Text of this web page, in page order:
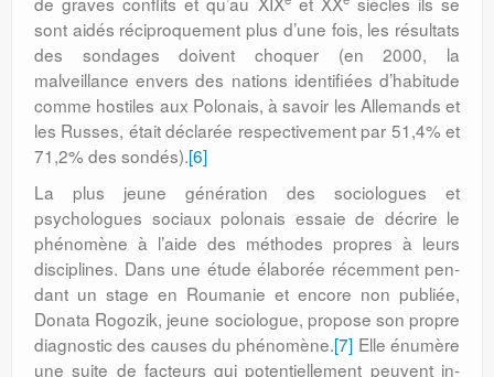
sont aidés réciproquement plus d’une fois, les résultats
des sondages doivent choquer (en 2000, la
malveillance envers des nations identifiées d’habitude
comme hostiles aux Polonais, à savoir les Allemands et
les Russes, était déclarée respectivement par 51,4% et
71,2% des sondés).[6]
La plus jeune génération des socio­logues et
psychologues sociaux polonais essaie de décrire le
phénomène à l’aide des méthodes propres à leurs
disciplines. Dans une étude élaborée récemment pen­
dant un stage en Roumanie et encore non publiée,
Donata Rogozik, jeune sociologue, propose son propre
diagnostic des causes du phénomène.[7] Elle énumère
une suite de facteurs qui potentiellement peuvent in­